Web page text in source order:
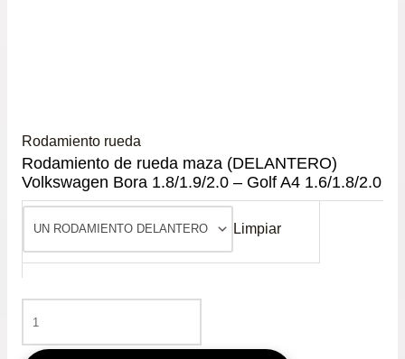
Rodamiento rueda
Rodamiento de rueda maza (DELANTERO)
Volkswagen Bora 1.8/1.9/2.0 – Golf A4 1.6/1.8/2.0
Limpiar
DE
RUEDA